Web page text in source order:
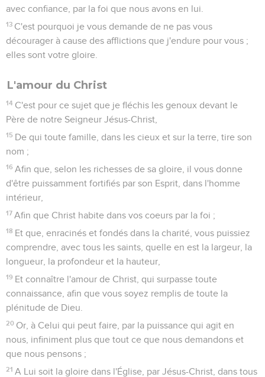
avec confiance, par la foi que nous avons en lui.
13 C'est pourquoi je vous demande de ne pas vous
décourager à cause des afflictions que j'endure pour vous ;
elles sont votre gloire.
L'amour du Christ
14 C'est pour ce sujet que je fléchis les genoux devant le
Père de notre Seigneur Jésus-Christ,
15 De qui toute famille, dans les cieux et sur la terre, tire son
nom ;
16 Afin que, selon les richesses de sa gloire, il vous donne
d'être puissamment fortifiés par son Esprit, dans l'homme
intérieur,
17 Afin que Christ habite dans vos coeurs par la foi ;
18 Et que, enracinés et fondés dans la charité, vous puissiez
comprendre, avec tous les saints, quelle en est la largeur, la
longueur, la profondeur et la hauteur,
19 Et connaître l'amour de Christ, qui surpasse toute
connaissance, afin que vous soyez remplis de toute la
plénitude de Dieu.
20 Or, à Celui qui peut faire, par la puissance qui agit en
nous, infiniment plus que tout ce que nous demandons et
que nous pensons ;
21 A Lui soit la gloire dans l'Église, par Jésus-Christ, dans tous